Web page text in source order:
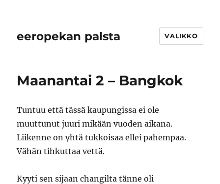
eeropekan palsta VALIKKO
Maanantai 2 – Bangkok
Tuntuu että tässä kaupungissa ei ole
muuttunut juuri mikään vuoden aikana.
Liikenne on yhtä tukkoisaa ellei pahempaa.
Vähän tihkuttaa vettä.
Kyyti sen sijaan changilta tänne oli